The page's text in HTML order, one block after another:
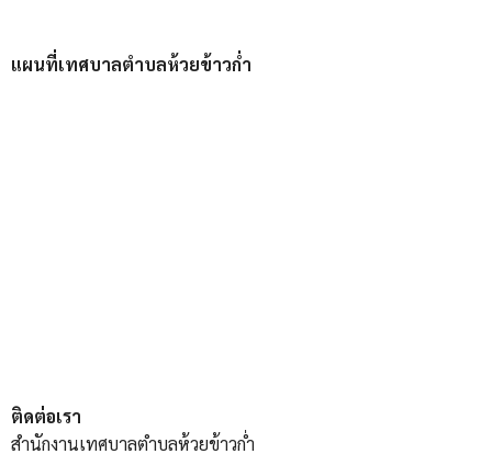
แผนที่เทศบาลตำบลห้วยข้าวก่ำ
ติดต่อเรา
สำนักงานเทศบาลตำบลห้วยข้าวก่ำ